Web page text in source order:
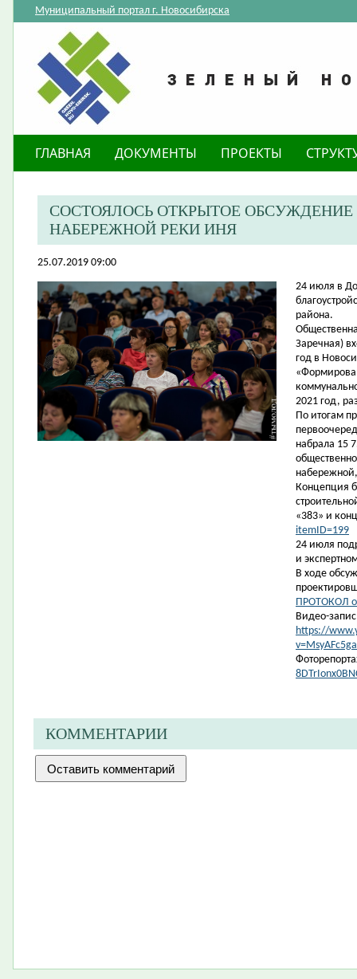
Муниципальный портал г. Новосибирска
ГЛАВНАЯ ДОКУМЕНТЫ ПРОЕКТЫ
СОСТОЯЛОСЬ ОТКРЫТОЕ
НАБЕРЕЖНОЙ РЕКИ ИНЯ
25.07.2019 09:00
24 июля в
района.
Заречная)
год в
2021 год,
По итогам
набрала 15
Концепция
«383» и
itemID=199
24 июля
и
В ходе
ПРОТОКОЛ
Видео-
https://
КОММЕНТАРИИ